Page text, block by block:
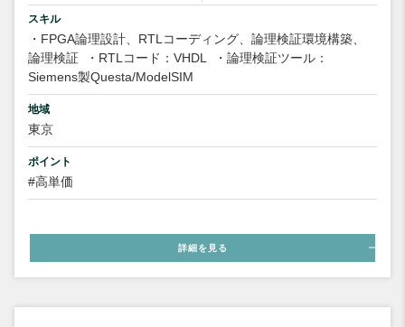
スキル
・FPGA論理設計、RTLコーディング、論理検証環境構築、
論理検証
・RTLコード：VHDL
・論理検証ツール：
Siemens製Questa/ModelSIM
地域
東京
ポイント
#高単価
詳細を見る